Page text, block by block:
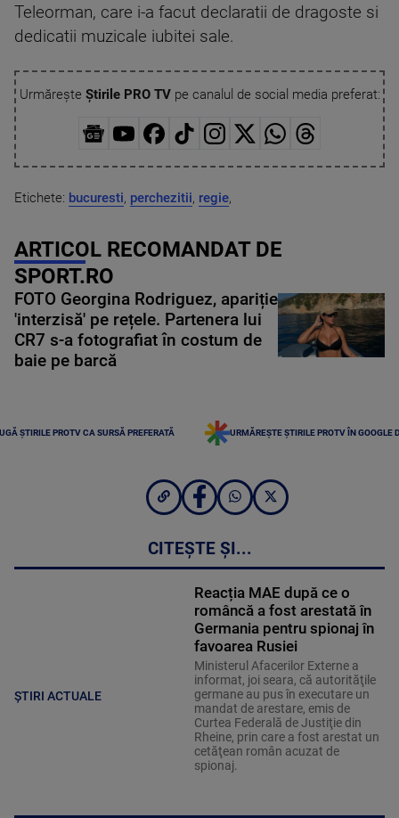
Teleorman, care i-a facut declaratii de dragoste si
dedicatii muzicale iubitei sale.
Urmărește Știrile PRO TVpe canalul de social media preferat:
Etichete: bucuresti, perchezitii, regie,
ARTICOL RECOMANDAT DE
SPORT.RO
FOTO Georgina Rodriguez, apariție
'interzisă' pe rețele. Partenera lui
CR7 s-a fotografiat în costum de
baie pe barcă
ȘTIRILE PROTV CA SURSĂ PREFERATĂ URMĂREȘTE ȘTIRILE PROTV ÎN GOOGLE
CITEȘTE ȘI...
ȘTIRI ACTUALE
Reacția MAE după ce o
româncă a fost arestată în
Germania pentru spionaj în
favoarea Rusiei
Ministerul Afacerilor Externe a
informat, joi seara, că autorităţile
germane au pus în executare un
mandat de arestare, emis de
Curtea Federală de Justiţie din
Rheine, prin care a fost arestat un
cetăţean român acuzat de
spionaj.